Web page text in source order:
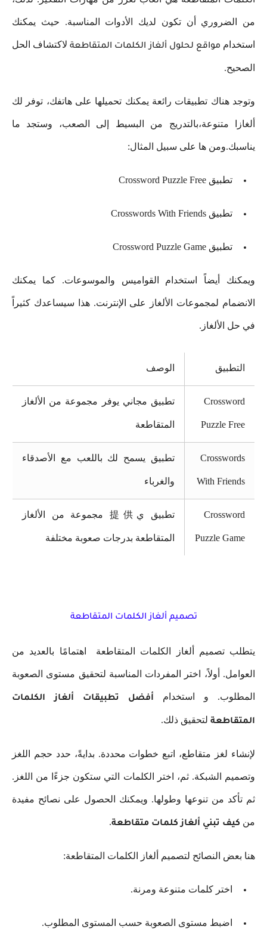
من الضروري أن تكون لديك الأدوات المناسبة. حيث يمكنك
استخدام مواقع لحلول ألغاز الكلمات المتقاطعةلاكتشاف الحل
الصحيح.
وتوجد هناك تطبيقات رائعة يمكنك تحميلها على هاتفك، توفر لك
ألغازا متنوعة،بالتدريج من البسيط إلى الصعب، وستجد ما
يناسبك.ومن ها على سبيل المثال:
تطبيق Crossword Puzzle Free
تطبيق Crosswords With Friends
تطبيق Crossword Puzzle Game
ويمكنك أيضاً استخدام القواميس والموسوعات. كما يمكنك
الانضمام لمجموعات الألغاز على الإنترنت. هذا سيساعدك كثيراً
في حل الألغاز.
التطبيق الوصف
Crossword
Puzzle Free
تطبيق مجاني يوفر مجموعة من الألغاز
المتقاطعة
Crosswords
With Friends
تطبيق يسمح لك باللعب مع الأصدقاء
والغرباء
Crossword
Puzzle Game
تطبيق ي提供 مجموعة من الألغاز
المتقاطعة بدرجات صعوبة مختلفة
تصميم ألغاز الكلمات المتقاطعة
يتطلب تصميم ألغاز الكلمات المتقاطعة اهتمامًا بالعديد من
العوامل. أولاً، اختر المفردات المناسبة لتحقيق مستوى الصعوبة
المطلوب. و استخدام أفضل تطبيقات ألغاز الكلمات
المتقاطعة لتحقيق ذلك.
لإنشاء لغز متقاطع، اتبع خطوات محددة. بدايةً، حدد حجم اللغز
وتصميم الشبكة. ثم، اختر الكلمات التي ستكون جزءًا من اللغز.
ثم تأكد من تنوعها وطولها. ويمكنك الحصول على نصائح مفيدة
من كيف تبني ألغاز كلمات متقاطعة.
هنا بعض النصائح لتصميم ألغاز الكلمات المتقاطعة:
اختر كلمات متنوعة ومرنة.
اضبط مستوى الصعوبة حسب المستوى المطلوب.